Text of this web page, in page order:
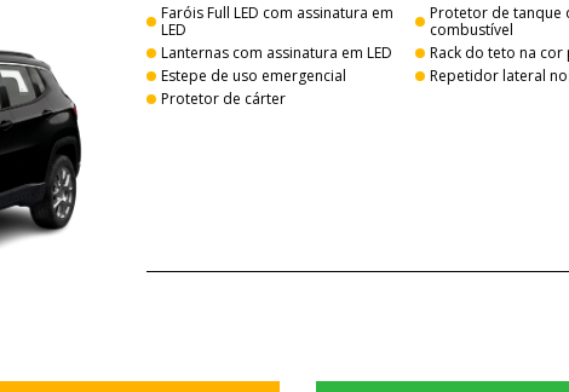
Faróis Full LED com assinatura em
LED
Lanternas com assinatura em LED
Estepe de uso emergencial
Protetor de cárter
Protetor de tanque
combustível
Rack do teto na cor
Repetidor lateral